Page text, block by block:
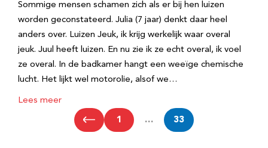
Sommige mensen schamen zich als er bij hen luizen
worden geconstateerd. Julia (7 jaar) denkt daar heel
anders over. Luizen Jeuk, ik krijg werkelijk waar overal
jeuk. Juul heeft luizen. En nu zie ik ze echt overal, ik voel
ze overal. In de badkamer hangt een weeïge chemische
lucht. Het lijkt wel motorolie, alsof we…
Lees meer
1 … 33